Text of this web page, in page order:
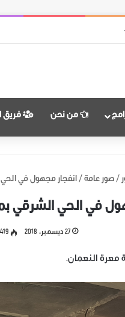
نظام الأسد
من نحن فريق
/ صور عامة / انفجار مجهول في
في الحي الشرقي
27 ديسمبر، 2018 419
معرة النعمان.